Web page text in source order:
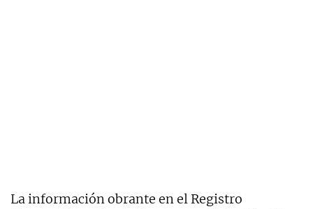
La información obrante en el Registro